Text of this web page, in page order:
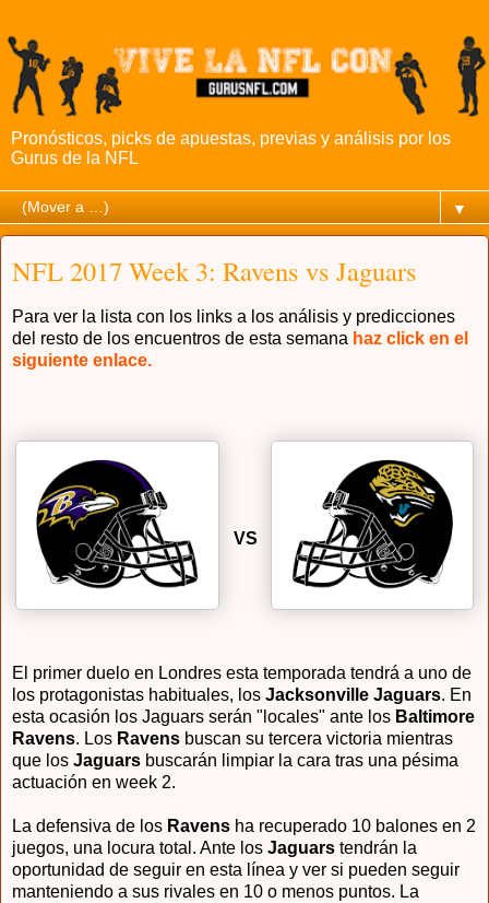
Pronósticos, picks de apuestas, previas y análisis por los
Gurus de la NFL
▼
NFL 2017 Week 3: Ravens vs Jaguars
Para ver la lista con los links a los análisis y predicciones
del resto de los encuentros de esta semana haz click en el
siguiente enlace.
VS
El primer duelo en Londres esta temporada tendrá a uno de
los protagonistas habituales, los Jacksonville Jaguars. En
esta ocasión los Jaguars serán "locales" ante los Baltimore
Ravens. Los Ravens buscan su tercera victoria mientras
que los Jaguars buscarán limpiar la cara tras una pésima
actuación en week 2.
La defensiva de los Ravens ha recuperado 10 balones en 2
juegos, una locura total. Ante los Jaguars tendrán la
oportunidad de seguir en esta línea y ver si pueden seguir
manteniendo a sus rivales en 10 o menos puntos. La